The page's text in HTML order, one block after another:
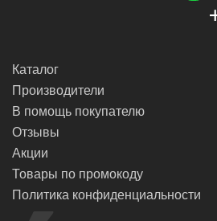
Каталог
Производители
В помощь покупателю
Отзывы
Акции
Товары по промокоду
Политика конфиденциальности